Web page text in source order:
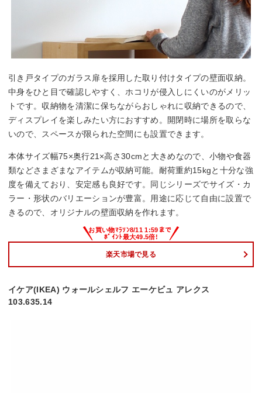
引き戸タイプのガラス扉を採用した取り付けタイプの壁面収納。
中身をひと目で確認しやすく、ホコリが侵入しにくいのがメリッ
トです。収納物を清潔に保ちながらおしゃれに収納できるので、
ディスプレイを楽しみたい方におすすめ。開閉時に場所を取らな
いので、スペースが限られた空間にも設置できます。
本体サイズ幅75×奥行21×高さ30cmと大きめなので、小物や食器
類などさまざまなアイテムが収納可能。耐荷重約15kgと十分な強
度を備えており、安定感も良好です。同じシリーズでサイズ・カ
ラー・形状のバリエーションが豊富。用途に応じて自由に設置で
きるので、オリジナルの壁面収納を作れます。
楽天市場で見る
イケア(IKEA) ウォールシェルフ エーケビュ アレクス
103.635.14